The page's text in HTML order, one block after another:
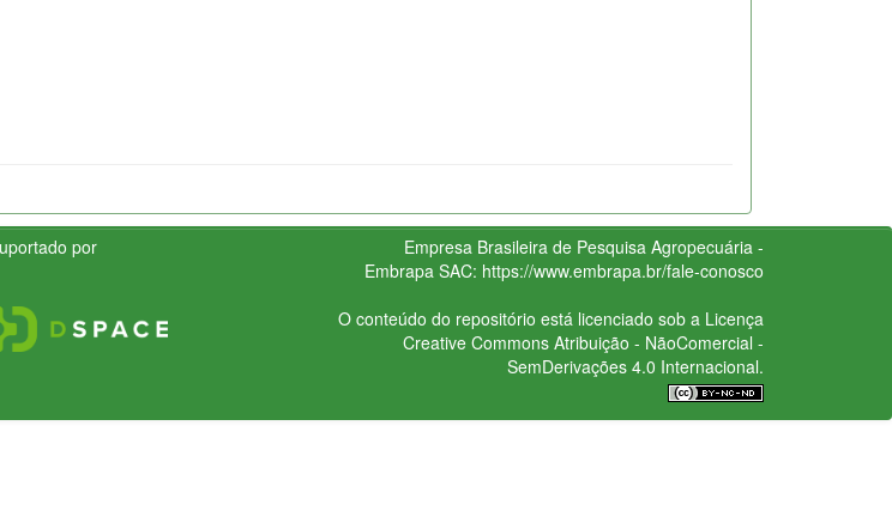
por
Empresa Brasileira de Pesquisa Agropecuária -
Embrapa SAC: https://www.embrapa.br/fale-conosco
O conteúdo do repositório está licenciado sob a Licença
Creative CommonsAtribuição - NãoComercial -
SemDerivações 4.0 Internacional.